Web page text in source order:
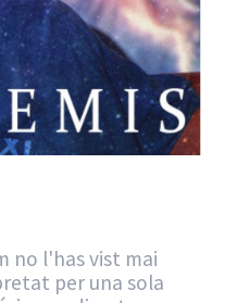
no l'has vist mai
per una sola